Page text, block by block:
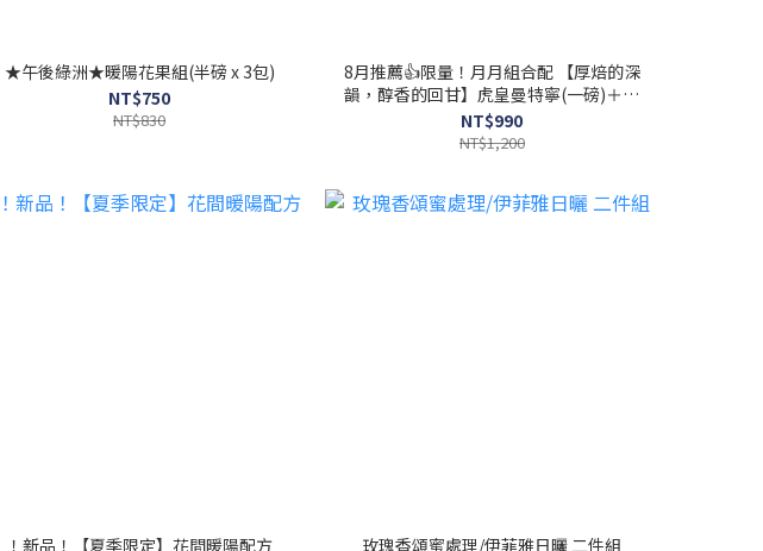
★午後綠洲★暖陽花果組(半磅 x 3包)
NT$750
NT$830
8月推薦👍限量！月月組合配 【厚焙的深
韻，醇香的回甘】虎皇曼特寧(一磅)＋金
牌橫綱(一磅)
NT$990
NT$1,200
！新品！【夏季限定】花間暖陽配方
玫瑰香頌蜜處理/伊菲雅日曬 二件組